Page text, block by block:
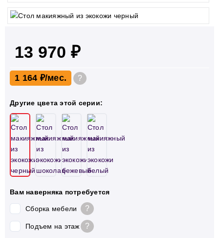
13 970 ₽
1 164 ₽ ?
Другие цвета этой серии:
Вам наверняка потребуется
Сборка мебели ?
Подъем на этаж ?